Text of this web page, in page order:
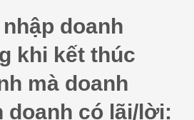
doanh
khi kết thúc
mà doanh
doanh có lãi/lời: